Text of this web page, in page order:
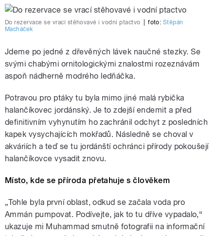
Do rezervace se vrací stěhovavé i vodní ptactvo foto: Štěpán
Macháček
Jdeme po jedné z dřevěných lávek naučné stezky. Se
svými chabými ornitologickými znalostmi rozeznávám
aspoň nádherně modrého ledňáčka.
Potravou pro ptáky tu byla mimo jiné malá rybička
halančíkovec jordánský. Je to zdejší endemit a před
definitivním vyhynutím ho zachránil odchyt z posledních
kapek vysychajících mokřadů. Následně se choval v
akváriích a teď se tu jordánští ochránci přírody pokoušejí
halančíkovce vysadit znovu.
Místo, kde se příroda přetahuje s člověkem
„Tohle byla první oblast, odkud se začala voda pro
Ammán pumpovat. Podívejte, jak to tu dříve vypadalo,“
ukazuje mi Muhammad smutně fotografii na informační